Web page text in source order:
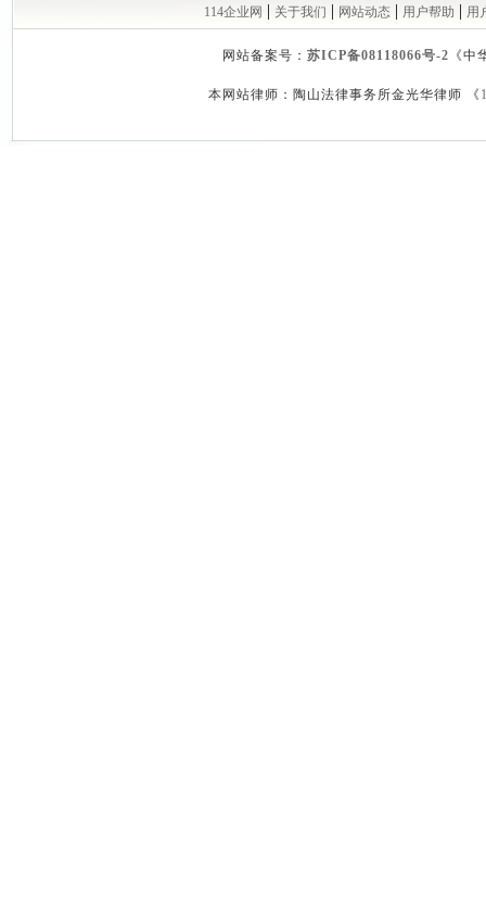
114企业网 | 关于我们 | 网站动态 | 用户帮助 | 用
网站备案号： 苏ICP备08118066号-2 《
本网站律师：陶山法律事务所金光华律师 《